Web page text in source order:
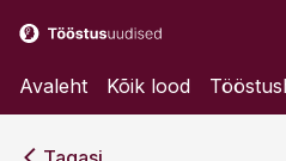
Avaleht Kõik lood